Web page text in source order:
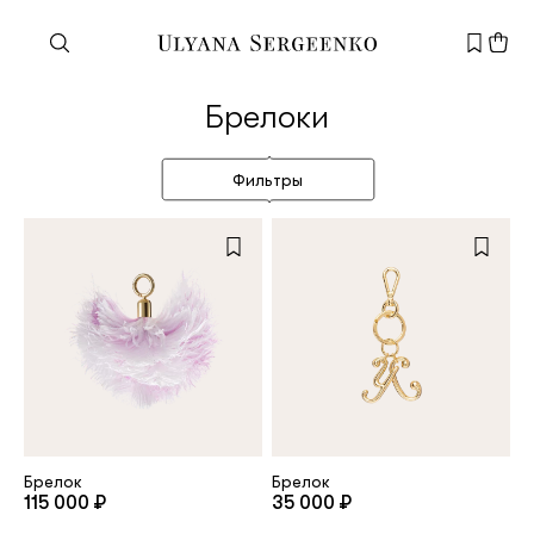
Нужна помощь?
Служба поддержки+7 495 105 70 25
support@ulyanasergeenko.com
клиент
Брелоки
Фильтры
Брелок
115 000 ₽
Брелок
35 000 ₽